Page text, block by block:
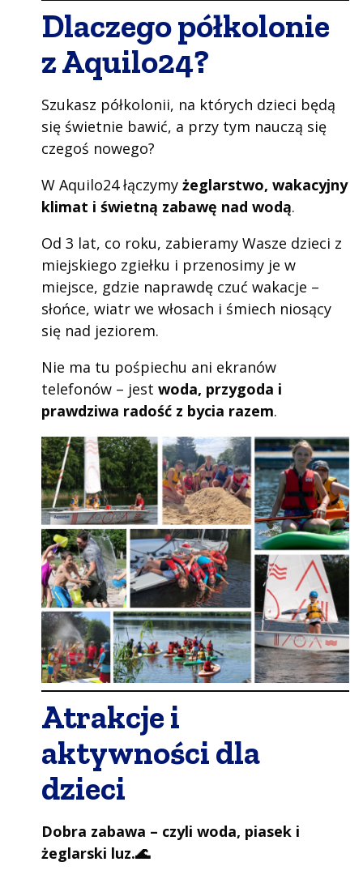
Dlaczego półkolonie
z Aquilo24?
Szukasz półkolonii, na których dzieci będą
się świetnie bawić, a przy tym nauczą się
czegoś nowego?
W Aquilo24 łączymy żeglarstwo, wakacyjny
klimat i świetną zabawę nad wodą.
Od 3 lat, co roku, zabieramy Wasze dzieci z
miejskiego zgiełku i przenosimy je w
miejsce, gdzie naprawdę czuć wakacje –
słońce, wiatr we włosach i śmiech niosący
się nad jeziorem.
Nie ma tu pośpiechu ani ekranów
telefonów – jest woda, przygoda i
prawdziwa radość z bycia razem.
Atrakcje i
aktywności dla
dzieci
Dobra zabawa – czyli woda, piasek i
żeglarski luz.🌊